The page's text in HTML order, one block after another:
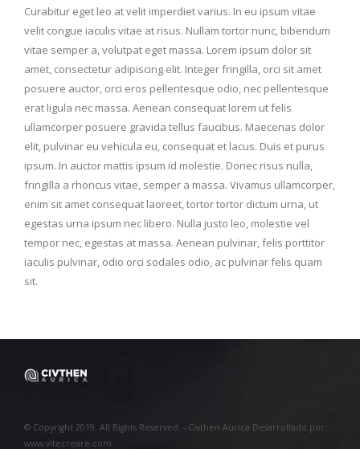
Curabitur eget leo at velit imperdiet varius. In eu ipsum vitae
velit congue iaculis vitae at risus. Nullam tortor nunc, bibendum
vitae semper a, volutpat eget massa. Lorem ipsum dolor sit
amet, consectetur adipiscing elit. Integer fringilla, orci sit amet
posuere auctor, orci eros pellentesque odio, nec pellentesque
erat ligula nec massa. Aenean consequat lorem ut felis
ullamcorper posuere gravida tellus faucibus. Maecenas dolor
elit, pulvinar eu vehicula eu, consequat et lacus. Duis et purus
ipsum. In auctor mattis ipsum id molestie. Donec risus nulla,
fringilla a rhoncus vitae, semper a massa. Vivamus ullamcorper,
enim sit amet consequat laoreet, tortor tortor dictum urna, ut
egestas urna ipsum nec libero. Nulla justo leo, molestie vel
tempor nec, egestas at massa. Aenean pulvinar, felis porttitor
iaculis pulvinar, odio orci sodales odio, ac pulvinar felis quam
sit.
© Copyright 2019. All Rights Reserved. - Civthen Aurica Desarrollado por:
www.vitecreare.com